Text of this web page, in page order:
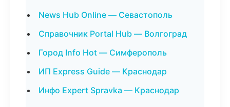
News Hub Online — Севастополь
Справочник Portal Hub — Волгоград
Город Info Hot — Симферополь
ИП Express Guide — Краснодар
Инфо Expert Spravka — Краснодар